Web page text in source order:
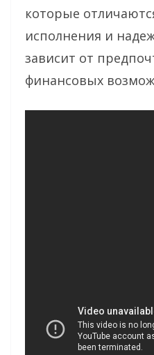
которые
исполнения и
зависит от
финансовых